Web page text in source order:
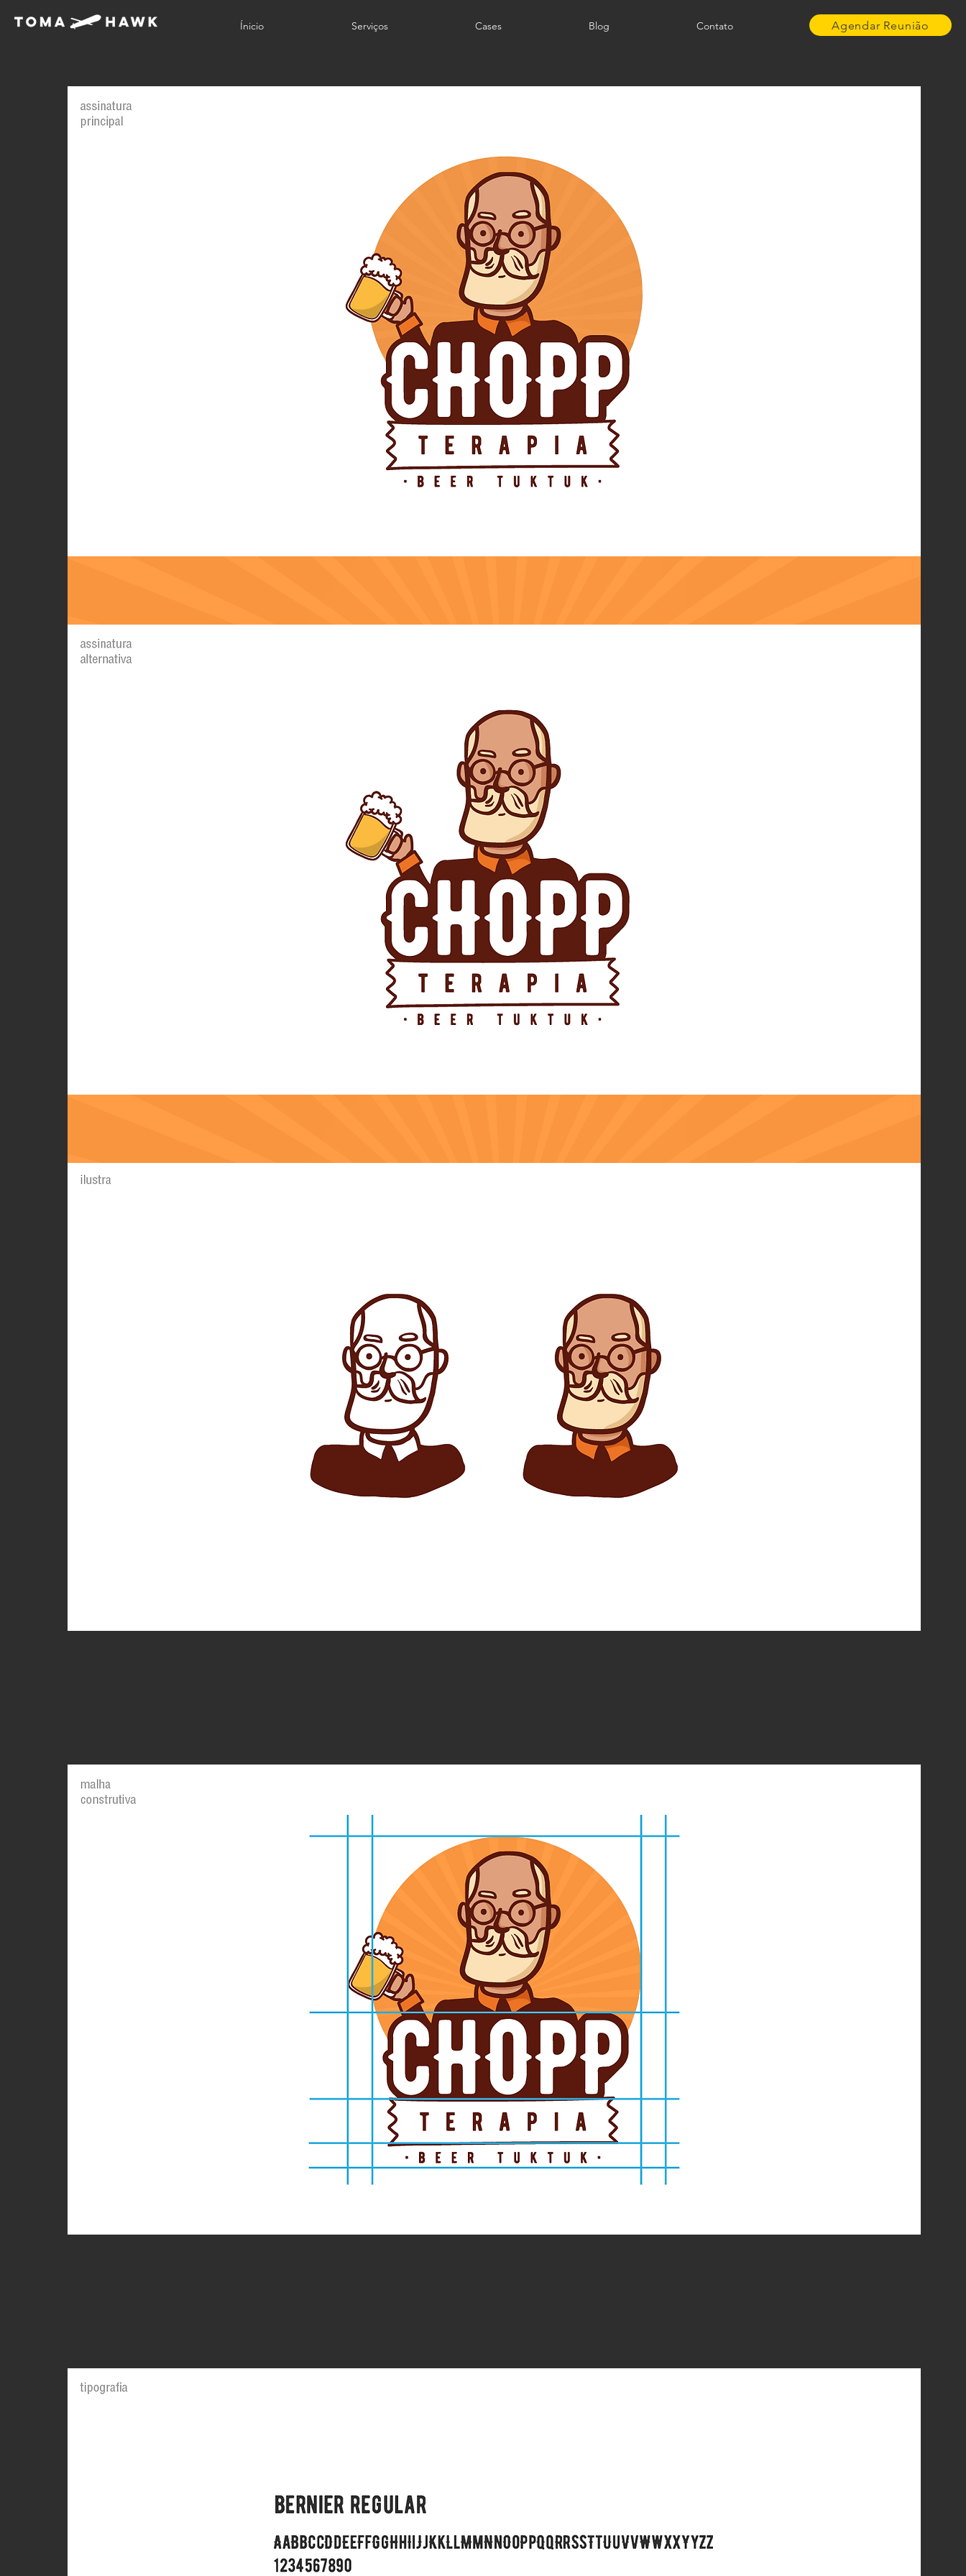
Agendar Reunião
Ínicio Serviços Cases Blog Contato